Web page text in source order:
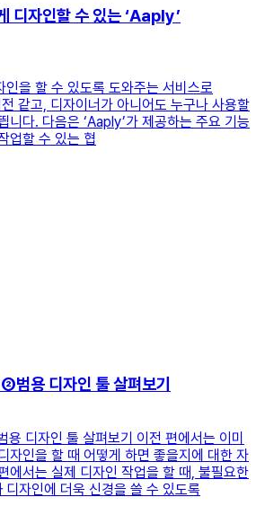
디자인할 수 있는 ‘Aaply’
을 할 수 있도록 도와주는 서비스로
같고, 디자이너가 아니어도 누구나 사용할
니다. 다음은 ‘Aaply’가 제공하는 주요 기능
업할 수 있는 협
용 디자인 툴 살펴보기
디자인 툴 살펴보기 이전 편에서는 이미
자인을 할 때 어떻게 하면 좋을지에 대한 자
에서는 실제 디자인 작업을 할 때, 불필요한
디자인에 더욱 신경을 쓸 수 있도록